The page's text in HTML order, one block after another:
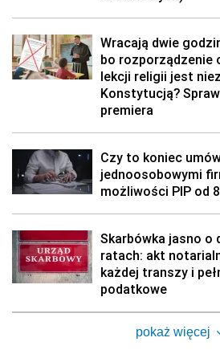
Wracają dwie
bo rozporządzenie
lekcji religii jest
Konstytucją?
premiera
Czy to koniec
jednoosobowymi
możliwości PIP od
Skarbówka jasno o
ratach: akt
każdej transzy i
podatkowe
pokaż więcej